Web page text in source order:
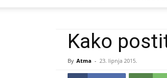
Kako
By Atma - 23. lipnja 2015.